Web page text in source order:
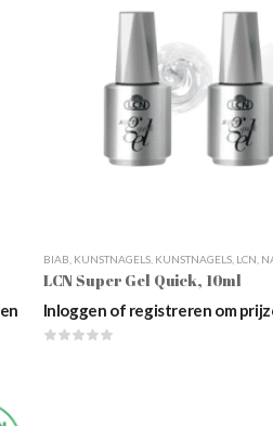
,UV GELS VOOR VOETEN,UV-GEL
BIAB KUNSTNAGELS, KUNSTNAGELS, LCN
LCN Super Gel Quick, 10ml
Inloggen of registreren om